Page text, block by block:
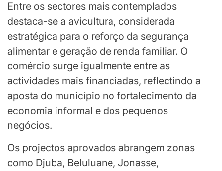
Entre os sectores mais contemplados
destaca-se a avicultura, considerada
estratégica para o reforço da segurança
alimentar e geração de renda familiar. O
comércio surge igualmente entre as
actividades mais financiadas, reflectindo a
aposta do município no fortalecimento da
economia informal e dos pequenos
negócios.
Os projectos aprovados abrangem zonas
como Djuba, Beluluane, Jonasse,